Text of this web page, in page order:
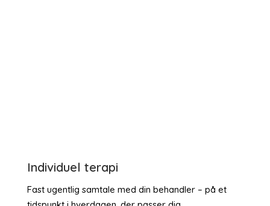
Individuel terapi
Fast ugentlig samtale med din behandler – på et